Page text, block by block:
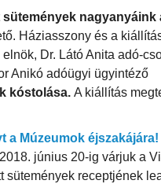
sütemények nagyanyáink
Háziasszony és a
Dr. Látó Anita adó-
Anikó adóügyi ügyintéző
kóstolása. A kiállítás
a Múzeumok éjszakájára!
június 20-ig várjuk a
sütemények receptjének